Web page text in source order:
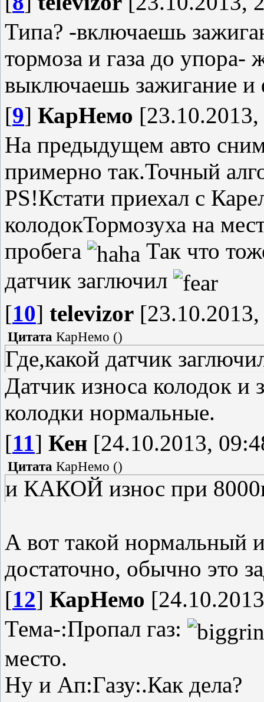
Типа? -включаешь
тормоза и газа до упора-
выключаешь зажигание и
[9] КарНемо
На предыдущем авто
примерно так.Точный
PS!Кстати приехал с
колодокТормозуха на
пробега
Так что
датчик заглючил
[10] televizor
Цитата КарНемо ()
Где,какой датчик
Датчик износа колодок и
колодки нормальные.
[11] Кен [24.10.2013,
Цитата КарНемо ()
и КАКОЙ износ при
А вот такой нормальный
достаточно, обычно это
[12] КарНемо
Тема-:Пропал газ:
место.
Ну и Ап:Газу:.Как дела?